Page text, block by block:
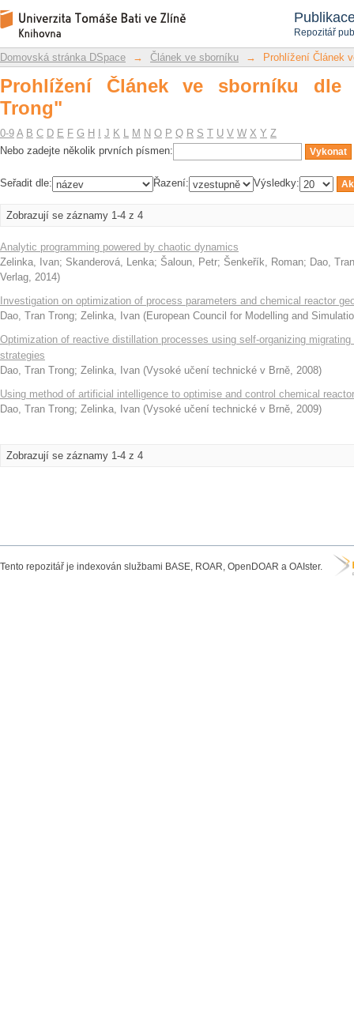
Repozitář
Prohlížení Článek ve sborníku dle
Repozitář DSpace/Manakin
Domovská stránka DSpace → Článek ve sborníku → Prohlížení Článek
Prohlížení Článek ve sborníku dle
Trong"
0-9 A B C D E F G H J K L M N O P Q R S T U V W X Y Z
Nebo zadejte několik prvních písmen:
Seřadit dle: Řazení: Výsledky:
Zobrazují se záznamy 1-4 z 4
Analytic programming powered by chaotic dynamics
Zelinka, Ivan; Skanderová, Lenka; Šaloun, Petr; Šenkeřík, Roman; Dao,
Verlag, 2014)
Investigation on optimization of process parameters and chemical reactor
Dao, Tran Trong; Zelinka, Ivan (European Council for Modelling and
Optimization of reactive distillation processes using self-organizing
strategies
Dao, Tran Trong; Zelinka, Ivan (Vysoké učení technické v Brně, 2008)
Using method of artificial intelligence to optimise and control chemical reactor
Dao, Tran Trong; Zelinka, Ivan (Vysoké učení technické v Brně, 2009)
Zobrazují se záznamy 1-4 z 4
Tento repozitář je indexován službami BASE, ROAR, OpenDOAR a OAIster.